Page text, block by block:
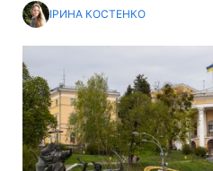
ІРИНА КОСТЕНКО